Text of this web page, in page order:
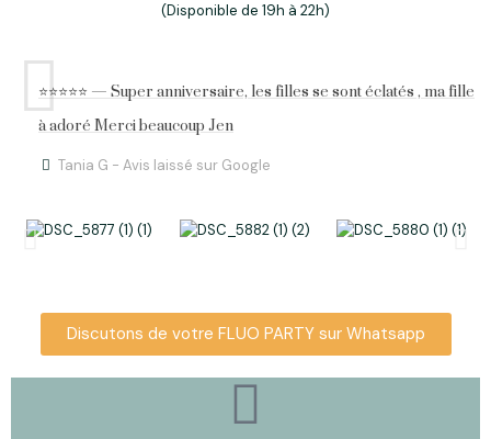
(Disponible de 19h à 22h)
⭐⭐⭐⭐⭐ — Super anniversaire, les filles se sont éclatés , ma fille
à adoré Merci beaucoup Jen
Tania G - Avis laissé sur Google
Discutons de votre FLUO PARTY sur Whatsapp